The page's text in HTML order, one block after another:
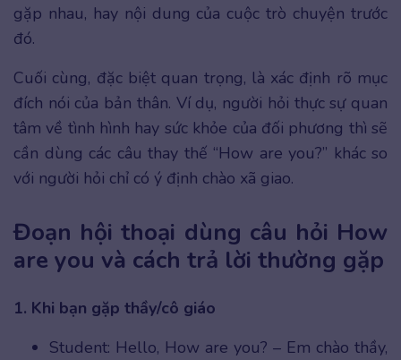
gặp nhau, hay nội dung của cuộc trò chuyện trước
đó.
Cuối cùng, đặc biệt quan trọng, là xác định rõ mục
đích nói của bản thân. Ví dụ, người hỏi thực sự quan
tâm về tình hình hay sức khỏe của đối phương thì sẽ
cần dùng các câu thay thế “How are you?” khác so
với người hỏi chỉ có ý định chào xã giao.
Đoạn hội thoại dùng câu hỏi How
are you và cách trả lời thường gặp
1. Khi bạn gặp thầy/cô giáo
Student: Hello, How are you? – Em chào thầy,